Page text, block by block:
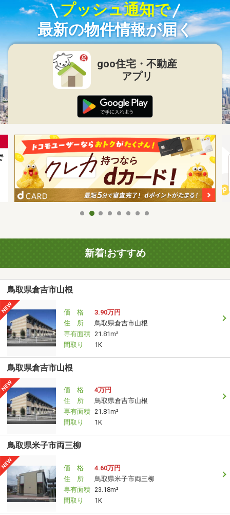
プッシュ通知で
最新の物件情報が届く
goo住宅・不動産
アプリ
新着!おすすめ
鳥取県倉吉市山根
価 格
3.90万円
住 所
鳥取県倉吉市山根
専有面積 21.81m²
間取り
1K
鳥取県倉吉市山根
価 格
4万円
住 所
鳥取県倉吉市山根
専有面積 21.81m²
間取り
1K
鳥取県米子市両三柳
価 格
4.60万円
住 所
鳥取県米子市両三柳
専有面積 23.18m²
間取り
1K